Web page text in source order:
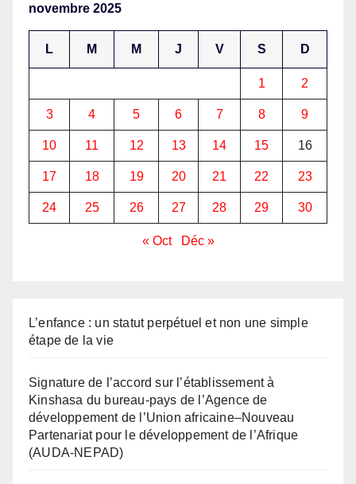
novembre 2025
L M M J V S D
1 2
3 4 5 6 7 8 9
10 11 12 13 14 15 16
17 18 19 20 21 22 23
24 25 26 27 28 29 30
« Oct Déc »
L’enfance : un statut perpétuel et non une simple
étape de la vie
Signature de l’accord sur l’établissement à
Kinshasa du bureau-pays de l’Agence de
développement de l’Union africaine–Nouveau
Partenariat pour le développement de l’Afrique
(AUDA-NEPAD)